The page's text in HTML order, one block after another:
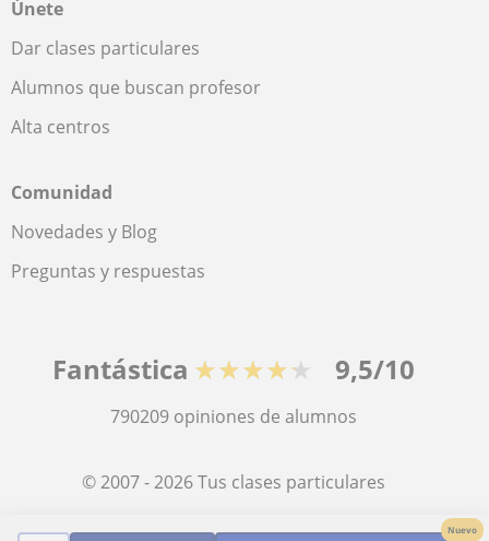
Nuevo
Únete
Dar clases particulares
Alumnos que buscan profesor
Alta centros
Comunidad
Novedades y Blog
Preguntas y respuestas
Fantástica ★★★★★ 9,5/10
790209 opiniones de alumnos
© 2007 - 2026 Tus clases particulares